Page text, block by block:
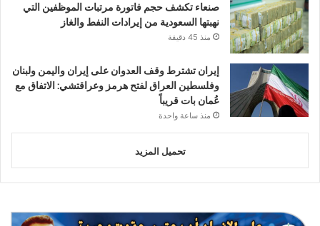
صنعاء تكشف حجم فاتورة مرتبات الموظفين التي
نهبتها السعودية من إيرادات النفط والغاز
منذ 45 دقيقة
إيران تشترط وقف العدوان على إيران واليمن ولبنان
وفلسطين العراق لفتح هرمز وعراقتشي: الاتفاق مع
عُمان بات قريباً
منذ ساعة واحدة
تحميل المزيد